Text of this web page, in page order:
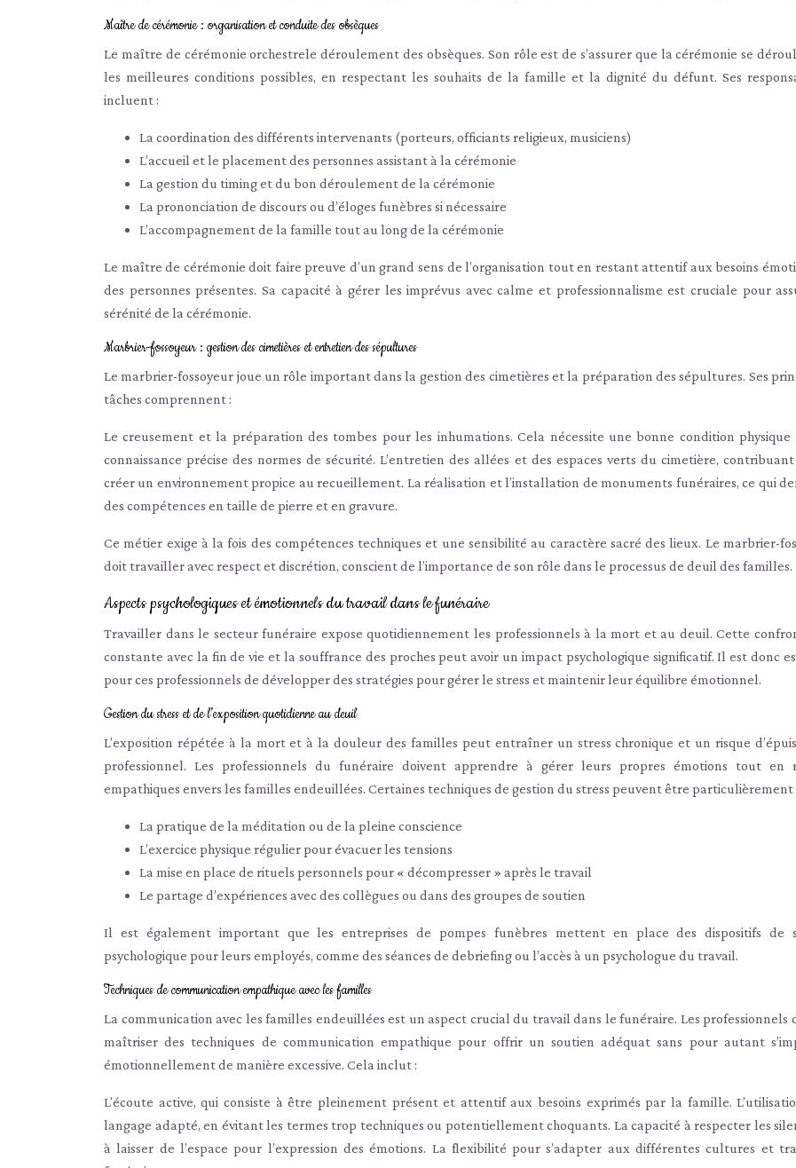
Maître de cérémonie : organisation et conduite des obsèques
Le maître de cérémonie orchestrele déroulement des obsèques. Son rôle est de s’assurer que la cérémonie se
les meilleures conditions possibles, en respectant les souhaits de la famille et la dignité du défunt. Ses
incluent :
La coordination des différents intervenants (porteurs, officiants religieux, musiciens)
L’accueil et le placement des personnes assistant à la cérémonie
La gestion du timing et du bon déroulement de la cérémonie
La prononciation de discours ou d’éloges funèbres si nécessaire
L’accompagnement de la famille tout au long de la cérémonie
Le maître de cérémonie doit faire preuve d’un grand sens de l’organisation tout en restant attentif aux besoins
des personnes présentes. Sa capacité à gérer les imprévus avec calme et professionnalisme est cruciale pour
sérénité de la cérémonie.
Marbrier-fossoyeur : gestion des cimetières et entretien des sépultures
Le marbrier-fossoyeur joue un rôle important dans la gestion des cimetières et la préparation des sépultures. Ses
tâches comprennent :
Le creusement et la préparation des tombes pour les inhumations. Cela nécessite une bonne condition physique
connaissance précise des normes de sécurité. L’entretien des allées et des espaces verts du cimetière, contribuant
créer un environnement propice au recueillement. La réalisation et l’installation de monuments funéraires, ce qui
des compétences en taille de pierre et en gravure.
Ce métier exige à la fois des compétences techniques et une sensibilité au caractère sacré des lieux. Le marbrier-
doit travailler avec respect et discrétion, conscient de l’importance de son rôle dans le processus de deuil des familles.
Aspects psychologiques et émotionnels du travail dans le funéraire
Travailler dans le secteur funéraire expose quotidiennement les professionnels à la mort et au deuil. Cette
constante avec la fin de vie et la souffrance des proches peut avoir un impact psychologique significatif. Il est donc
pour ces professionnels de développer des stratégies pour gérer le stress et maintenir leur équilibre émotionnel.
Gestion du stress et de l’exposition quotidienne au deuil
L’exposition répétée à la mort et à la douleur des familles peut entraîner un stress chronique et un risque
professionnel. Les professionnels du funéraire doivent apprendre à gérer leurs propres émotions tout en
empathiques envers les familles endeuillées. Certaines techniques de gestion du stress peuvent être particulièrement
La pratique de la méditation ou de la pleine conscience
L’exercice physique régulier pour évacuer les tensions
La mise en place de rituels personnels pour « décompresser » après le travail
Le partage d’expériences avec des collègues ou dans des groupes de soutien
Il est également important que les entreprises de pompes funèbres mettent en place des dispositifs de
psychologique pour leurs employés, comme des séances de debriefing ou l’accès à un psychologue du travail.
Techniques de communication empathique avec les familles
La communication avec les familles endeuillées est un aspect crucial du travail dans le funéraire. Les professionnels
maîtriser des techniques de communication empathique pour offrir un soutien adéquat sans pour autant
émotionnellement de manière excessive. Cela inclut :
L’écoute active, qui consiste à être pleinement présent et attentif aux besoins exprimés par la famille.
langage adapté, en évitant les termes trop techniques ou potentiellement choquants. La capacité à respecter les
à laisser de l’espace pour l’expression des émotions. La flexibilité pour s’adapter aux différentes cultures et